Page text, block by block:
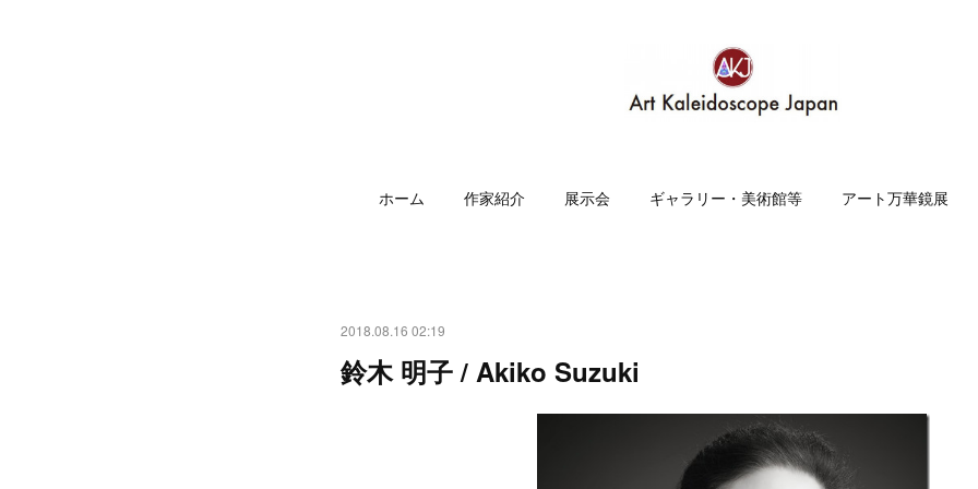
ホーム 作家紹介 展示会 ギャラリー・美術館等 アート万華鏡展
2018.08.16 02:19
鈴木 明子 / Akiko Suzuki